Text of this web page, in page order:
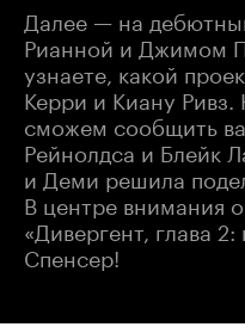
Далее — на
Рианной и Джимом
узнаете, какой
Керри и Киану
сможем сообщить
Рейнолдса и Блейк
и Деми решила
В центре внимания
«Дивергент, глава
Спенсер!